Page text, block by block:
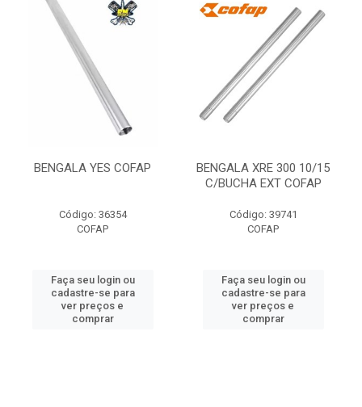
BENGALA YES COFAP
Código: 36354
COFAP
Faça seu login ou
cadastre-se para
ver preços e
comprar
BENGALA XRE 300 10/15
C/BUCHA EXT COFAP
Código: 39741
COFAP
Faça seu login ou
cadastre-se para
ver preços e
comprar